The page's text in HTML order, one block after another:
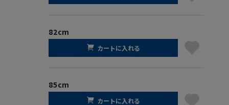
82cm
カートに入れる
85cm
カートに入れる